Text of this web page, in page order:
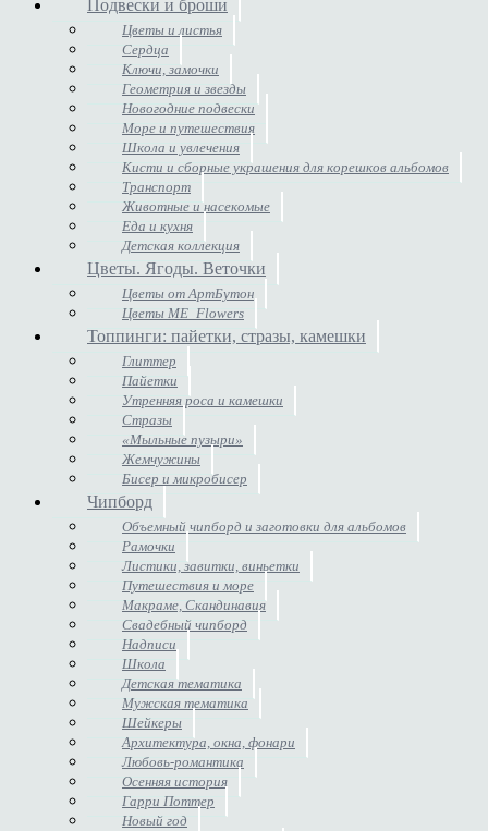
Подвески и броши
Цветы и листья
Сердца
Ключи, замочки
Геометрия и звезды
Новогодние подвески
Море и путешествия
Школа и увлечения
Кисти и сборные украшения для корешков альбомов
Транспорт
Животные и насекомые
Еда и кухня
Детская коллекция
Цветы. Ягоды. Веточки
Цветы от АртБутон
Цветы ME_Flowers
Топпинги: пайетки, стразы, камешки
Глиттер
Пайетки
Утренняя роса и камешки
Стразы
«Мыльные пузыри»
Жемчужины
Бисер и микробисер
Чипборд
Объемный чипборд и заготовки для альбомов
Рамочки
Листики, завитки, виньетки
Путешествия и море
Макраме, Скандинавия
Свадебный чипборд
Надписи
Школа
Детская тематика
Мужская тематика
Шейкеры
Архитектура, окна, фонари
Любовь-романтика
Осенняя история
Гарри Поттер
Новый год